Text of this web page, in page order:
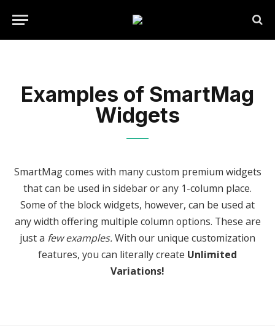
Examples of SmartMag
Widgets
SmartMag comes with many custom premium widgets
that can be used in sidebar or any 1-column place.
Some of the block widgets, however, can be used at
any width offering multiple column options. These are
just a few examples.With our unique customization
features, you can literally create Unlimited
Variations!